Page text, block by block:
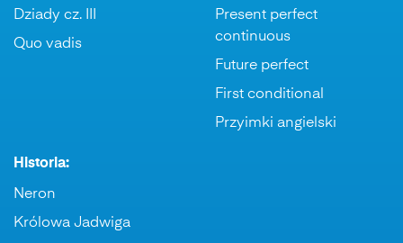
Dziady cz. III
Quo vadis
Present perfect
continuous
Future perfect
First conditional
Przyimki angielski
Historia:
Neron
Królowa Jadwiga